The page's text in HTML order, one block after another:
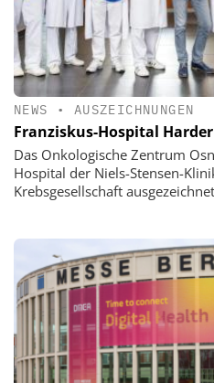
NEWS • AUSZEICHNUNGEN
Franziskus-Hospital
Das Onkologische Zentrum
Hospital der Niels-Stensen-
Krebsgesellschaft